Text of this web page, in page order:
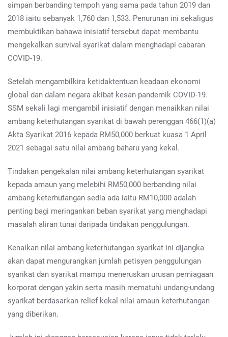
simpan berbanding tempoh yang sama pada tahun 2019 dan
2018 iaitu sebanyak 1,760 dan 1,533. Penurunan ini sekaligus
membuktikan bahawa inisiatif tersebut dapat membantu
mengekalkan survival syarikat dalam menghadapi cabaran
COVID-19.
Setelah mengambilkira ketidaktentuan keadaan ekonomi
global dan dalam negara akibat kesan pandemik COVID-19.
SSM sekali lagi mengambil inisiatif dengan menaikkan nilai
ambang keterhutangan syarikat di bawah perenggan 466(1)(a)
Akta Syarikat 2016 kepada RM50,000 berkuat kuasa 1 April
2021 sebagai satu nilai ambang baharu yang kekal.
Tindakan pengekalan nilai ambang keterhutangan syarikat
kepada amaun yang melebihi RM50,000 berbanding nilai
ambang keterhutangan sedia ada iaitu RM10,000 adalah
penting bagi meringankan beban syarikat yang menghadapi
masalah aliran tunai daripada tindakan penggulungan.
Kenaikan nilai ambang keterhutangan syarikat ini dijangka
akan dapat mengurangkan jumlah petisyen penggulungan
syarikat dan syarikat mampu meneruskan urusan perniagaan
korporat dengan yakin serta masih mematuhi undang-undang
syarikat berdasarkan relief kekal nilai amaun keterhutangan
yang diberikan.